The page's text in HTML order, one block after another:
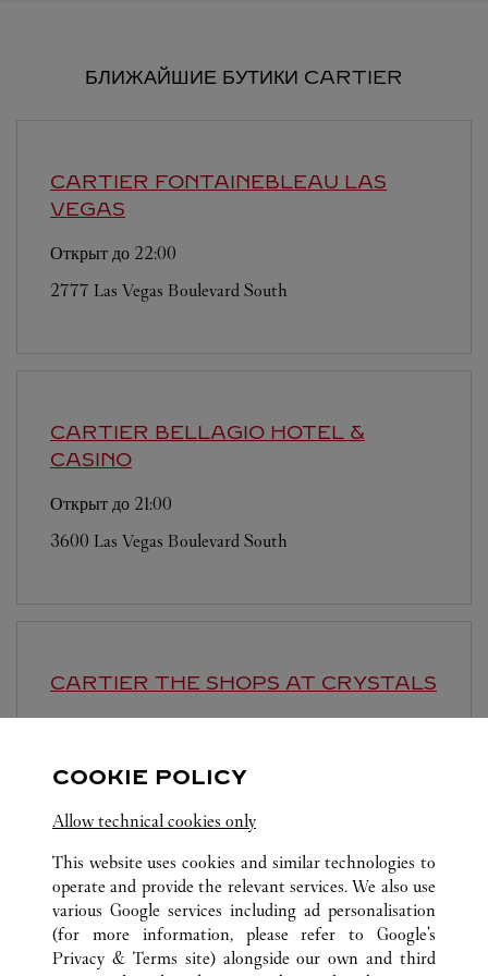
БЛИЖАЙШИЕ БУТИКИ CARTIER
CARTIER FONTAINEBLEAU LAS
VEGAS
Открыт до 22:00
2777 Las Vegas Boulevard South
CARTIER BELLAGIO HOTEL &
CASINO
Открыт до 21:00
3600 Las Vegas Boulevard South
CARTIER THE SHOPS AT CRYSTALS
ВСЕ ТОЧКИ ПРОДАЖ CARTIER
СОЕДИНЕННЫЕ ШТАТЫ
NV
LAS VEGAS
COOKIE POLICY
Allow technical cookies only
This website uses cookies and similar technologies to
operate and provide the relevant services. We also use
various Google services including ad personalisation
(for more information, please refer to Google's
Privacy & Terms site) alongside our own and third